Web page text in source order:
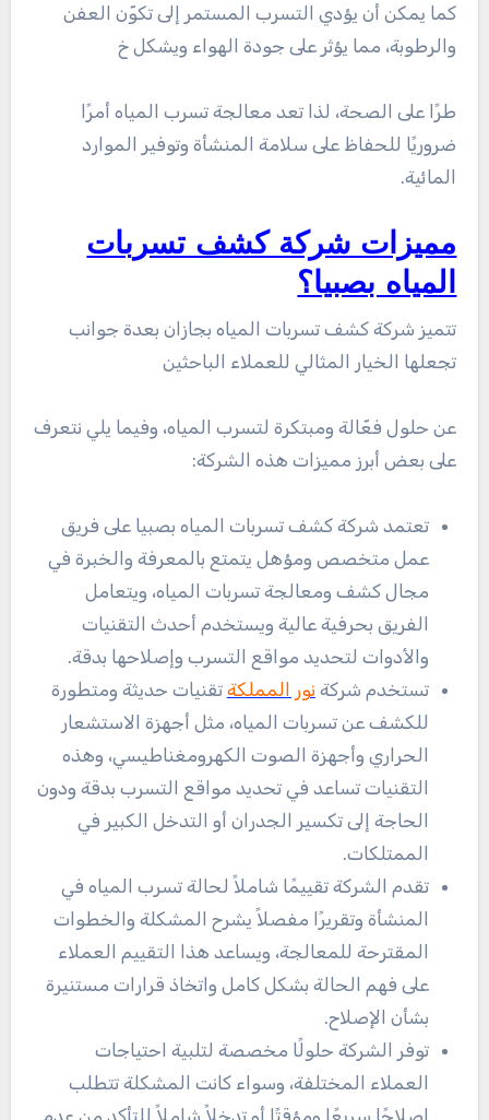
كما يمكن أن يؤدي التسرب المستمر إلى تكوّن العفن
والرطوبة، مما يؤثر على جودة الهواء ويشكل خ
طرًا على الصحة، لذا تعد معالجة تسرب المياه أمرًا
ضروريًا للحفاظ على سلامة المنشأة وتوفير الموارد
المائية.
مميزات شركة كشف تسربات
المياه بصبيا؟
تتميز شركة كشف تسربات المياه بجازان بعدة جوانب
تجعلها الخيار المثالي للعملاء الباحثين
عن حلول فعّالة ومبتكرة لتسرب المياه، وفيما يلي نتعرف
على بعض أبرز مميزات هذه الشركة:
تعتمد شركة كشف تسربات المياه بصبيا على فريق
عمل متخصص ومؤهل يتمتع بالمعرفة والخبرة في
مجال كشف ومعالجة تسربات المياه، ويتعامل
الفريق بحرفية عالية ويستخدم أحدث التقنيات
والأدوات لتحديد مواقع التسرب وإصلاحها بدقة.
تستخدم شركة نور المملكة تقنيات حديثة ومتطورة
للكشف عن تسربات المياه، مثل أجهزة الاستشعار
الحراري وأجهزة الصوت الكهرومغناطيسي، وهذه
التقنيات تساعد في تحديد مواقع التسرب بدقة ودون
الحاجة إلى تكسير الجدران أو التدخل الكبير في
الممتلكات.
تقدم الشركة تقييمًا شاملاً لحالة تسرب المياه في
المنشأة وتقريرًا مفصلاً يشرح المشكلة والخطوات
المقترحة للمعالجة، ويساعد هذا التقييم العملاء
على فهم الحالة بشكل كامل واتخاذ قرارات مستنيرة
بشأن الإصلاح.
توفر الشركة حلولًا مخصصة لتلبية احتياجات
العملاء المختلفة، وسواء كانت المشكلة تتطلب
إصلاحًا سريعًا ومؤقتًا أو تدخلاً شاملاً للتأكد من عدم